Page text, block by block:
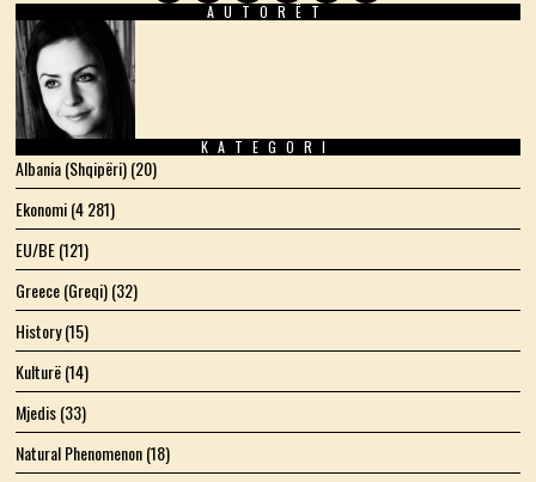
Facebook
TwitterInstagram
LinkedIn
YouTube
Email
AUTORËT
KATEGORI
Albania (Shqipëri)(20)
Ekonomi(4 281)
EU/BE(121)
Greece (Greqi)(32)
History(15)
Kulturë(14)
Mjedis(33)
Natural Phenomenon(18)